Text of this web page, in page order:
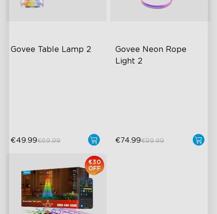
Govee Table Lamp 2
€49.99€69.99
Govee Neon Rope
Light 2
€74.99€99.99
€30
OFF